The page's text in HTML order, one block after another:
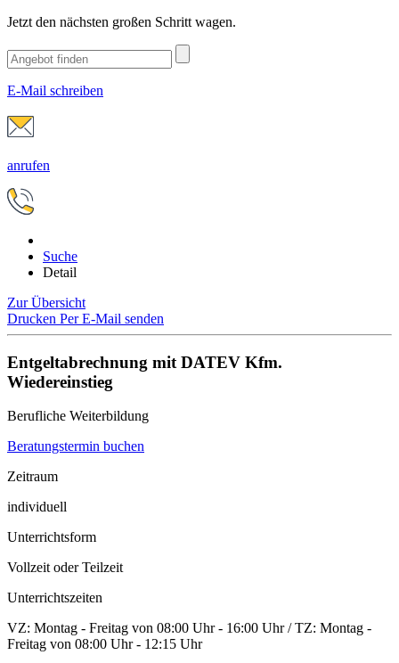
Jetzt den nächsten großen Schritt wagen.
E-Mail schreiben
anrufen
Suche
Detail
Zur Übersicht
Drucken Per E-Mail senden
Entgeltabrechnung mit DATEV Kfm.
Wiedereinstieg
Berufliche Weiterbildung
Beratungstermin buchen
Zeitraum
individuell
Unterrichtsform
Vollzeit oder Teilzeit
Unterrichtszeiten
VZ: Montag - Freitag von 08:00 Uhr - 16:00 Uhr / TZ: Montag -
Freitag von 08:00 Uhr - 12:15 Uhr